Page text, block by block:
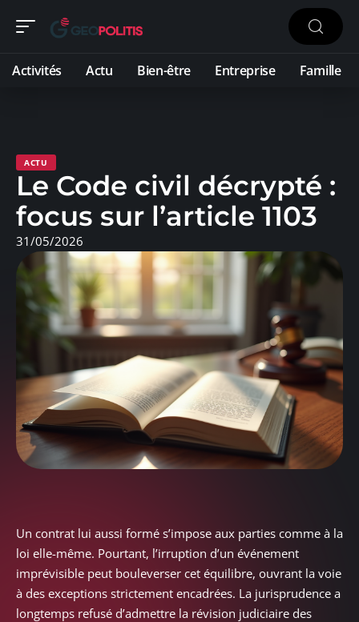
Activités Actu Bien-être Entreprise Famille
ACTU
Le Code civil décrypté :
focus sur l’article 1103
31/05/2026
Un contrat lui aussi formé s’impose aux parties comme à la
loi elle-même. Pourtant, l’irruption d’un événement
imprévisible peut bouleverser cet équilibre, ouvrant la voie
à des exceptions strictement encadrées. La jurisprudence a
longtemps refusé d’admettre la révision judiciaire des